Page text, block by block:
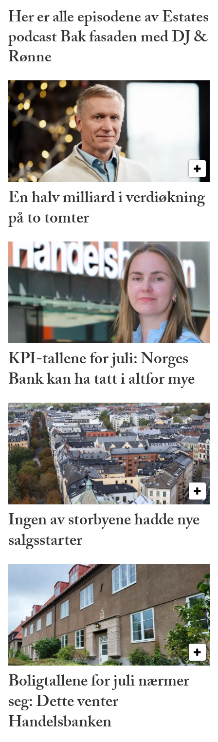
Her er alle episodene av Estates
podcast Bak fasaden med DJ &
Rønne
En halv milliard i verdiøkning
på to tomter
KPI-tallene for juli: Norges
Bank kan ha tatt i altfor mye
Ingen av storbyene hadde nye
salgsstarter
Boligtallene for juli nærmer
seg: Dette venter
Handelsbanken